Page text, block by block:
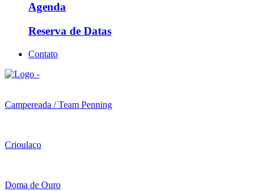
Agenda
Reserva de Datas
Contato
Campereada / Team Penning
Crioulaço
Doma de Ouro